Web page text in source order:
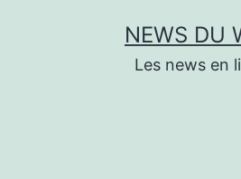
NEWS DU
Les news en